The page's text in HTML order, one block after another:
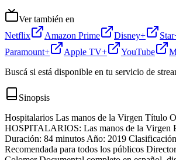
Ver también en
Netflix
Amazon Prime Disney+
Paramount+
Apple TV+ YouTube
Buscá si está disponible en tu servicio de
Sinopsis
Hospitalarios Las manos de la Virgen Título
HOSPITALARIOS: Las manos de la Virgen
Duración: 84 minutos Año: 2019
Recomendada para todos los públicos